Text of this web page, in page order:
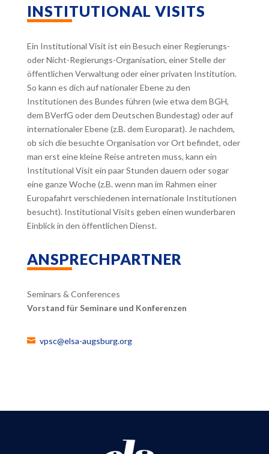
INSTITUTIONAL VISITS
Ein Institutional Visit ist ein Besuch einer Regierungs-
oder Nicht-Regierungs-Organisation, einer Stelle der
öffentlichen Verwaltung oder einer privaten Institution.
So kann es dich auf nationaler Ebene zu den
Institutionen des Bundes führen (wie etwa dem BGH,
dem BVerfG oder dem Deutschen Bundestag) oder auf
internationaler Ebene (z.B. dem Europarat). Je nachdem,
ob sich die besuchte Organisation vor Ort befindet, oder
man erst eine kleine Reise antreten muss, kann ein
Institutional Visit ein paar Stunden dauern oder sogar
eine ganze Woche (z.B. wenn man im Rahmen einer
Europafahrt verschiedenen internationale Institutionen
besucht). Institutional Visits geben einen wunderbaren
Einblick in den öffentlichen Dienst.
ANSPRECHPARTNER
Seminars & Conferences
Vorstand für Seminare und Konferenzen
vpsc@elsa-augsburg.org